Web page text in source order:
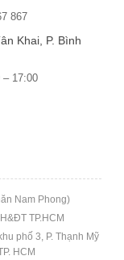
867
Khai, P. Bình
17:00
Nam Phong)
TP.HCM
phố 3, P. Thạnh Mỹ
HCM